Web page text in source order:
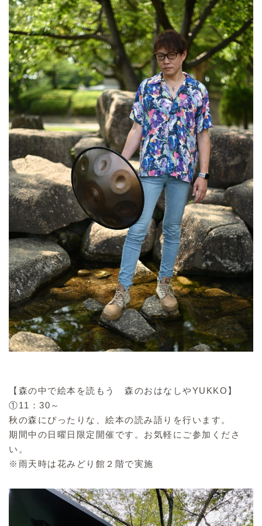
【森の中で絵本を読もう 森のおはなしやYUKKO】
①11：30～
秋の森にぴったりな、絵本の読み語りを行います。
期間中の日曜日限定開催です。お気軽にご参加くださ
い。
※雨天時は花みどり館２階で実施